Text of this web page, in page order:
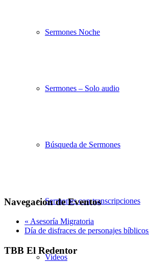
Sermones Noche
Sermones – Solo audio
Búsqueda de Sermones
Sermones con transcripciones
Videos
Navegacion de Eventos
« Asesoría Migratoria
Día de disfraces de personajes bíblicos
TBB El Redentor